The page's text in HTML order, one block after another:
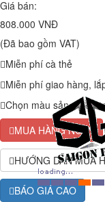
Giá bán:
808.000 VNĐ
(Đã bao gồm VAT)
Miễn phí cà thẻ
Miễn phí giao hàng,
Chọn màu sản phẩm
MUA HÀNG NGAY
HƯỚNG DẪN MUA
BÁO GIÁ CAO